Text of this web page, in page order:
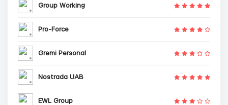
Group Working
Pro-Force
Gremi Personal
Nostrada UAB
EWL Group